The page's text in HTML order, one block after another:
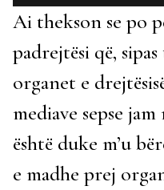
Ai thekson se po
padrejtësi që,
organet e
mediave sepse
është duke m’u
e madhe prej